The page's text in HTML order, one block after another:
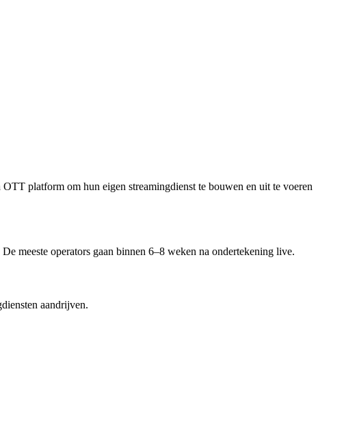
platform om hun eigen streamingdienst te bouwen en uit te voeren
meeste operators gaan binnen 6–8 weken na ondertekening live.
aandrijven.